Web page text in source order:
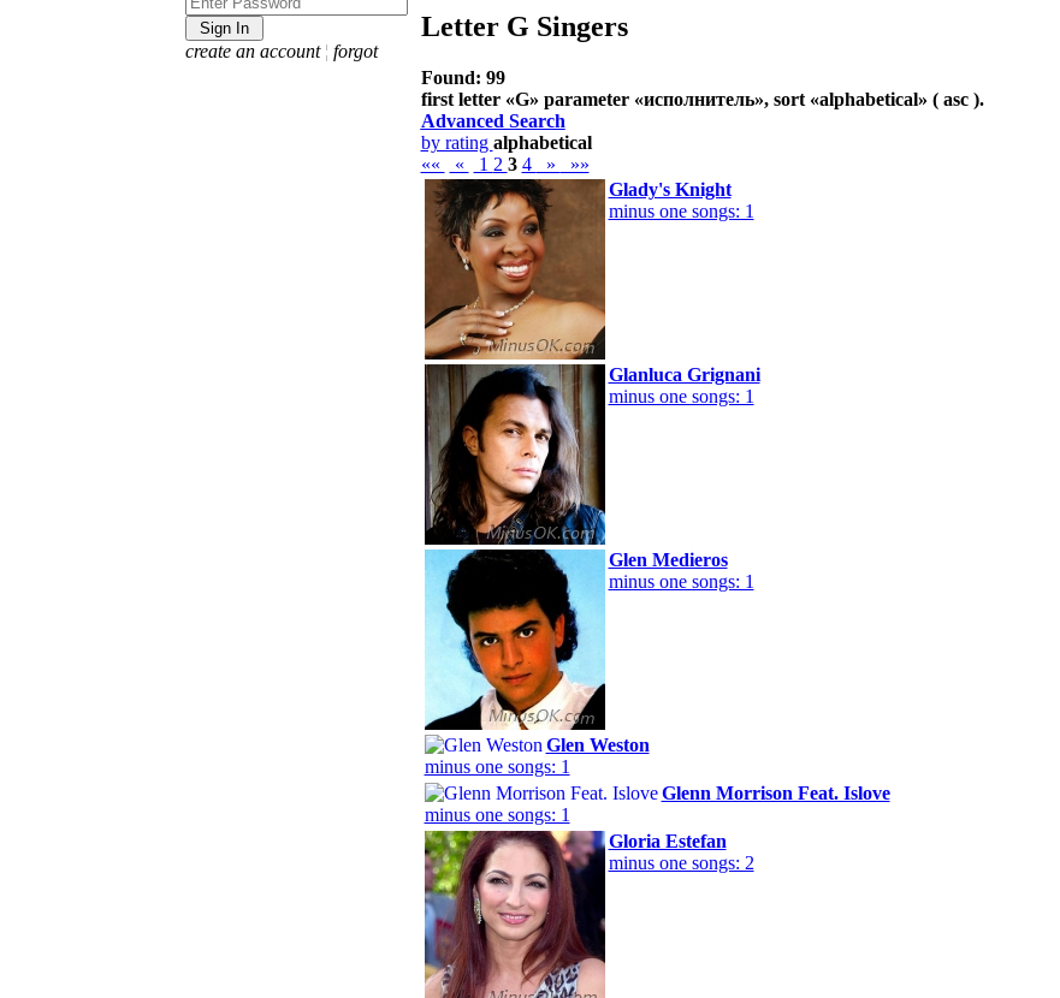
create an account ¦ forgot
Letter G Singers
Found: 99
first letter «G» parameter «исполнитель», sort «alphabetical» ( asc ).
Advanced Search
by rating alphabetical
««
« 1 2 3 4 »
»»
Glady's Knight
minus one songs: 1
Glanluca Grignani
minus one songs: 1
Glen Medieros
minus one songs: 1
Glen Weston
minus one songs: 1
Glenn Morrison Feat. Islove
minus one songs: 1
Gloria Estefan
minus one songs: 2